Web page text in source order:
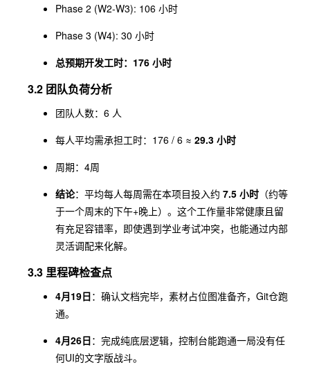
3.5
able可
件打包
调试
4h
[运营]
撰写
Releas
与
GitHub
发布
试群
（熟
人）分
Phase 2 (W2-W3): 106 小时
Phase 3 (W4): 30 小时
总预期开发工时：176 小时
3.2 团队负荷分析
团队人数：6 人
每人平均需承担工时：176 / 6 ≈ 29.3 小时
周期：4周
结论：平均每人每周需在本项目投入约 7.5 小时 （约等
于一个周末的下午+晚上）。这个工作量非常健康且留
有充足容错率，即使遇到学业考试冲突，也能通过内部
灵活调配来化解。
3.3 里程碑检查点
4月19日：确认文档完毕，素材占位图准备齐，Git仓跑
通。
4月26日：完成纯底层逻辑，控制台能跑通一局没有任
何UI的文字版战斗。